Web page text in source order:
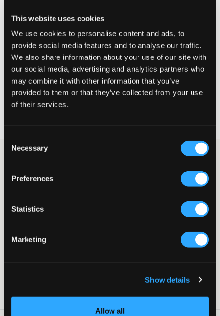
This website uses cookies
We use cookies to personalise content and ads, to
provide social media features and to analyse our traffic.
We also share information about your use of our site with
our social media, advertising and analytics partners who
may combine it with other information that you’ve
provided to them or that they’ve collected from your use
of their services.
Selection
Necessary
Preferences
Statistics
Marketing
Show details
Allow all
Mały Idealny
WYBIERZ SWÓJ ROZMIAR
Darmowa dostawa od 199 zł
kolorze i umieszczone na udzie. Spodnie mają kieszenie boczne,
jedną kieszeń z tyłu oraz białe sznurki i elastyczną talię. Dobierz
Spodnie dresowe
Haft
DARK SPORT HEATHER
Numer pozycji:114600-002